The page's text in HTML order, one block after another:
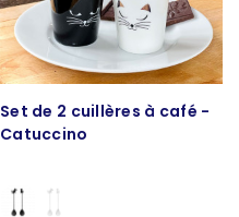
Set de 2 cuillères à café -
Catuccino